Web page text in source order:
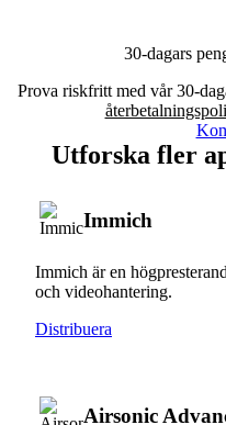
30-dagars
Prova riskfritt med vår 30-
Utforska fler
Immich
Immich är en
och videohantering.
Distribuera
Airsonic